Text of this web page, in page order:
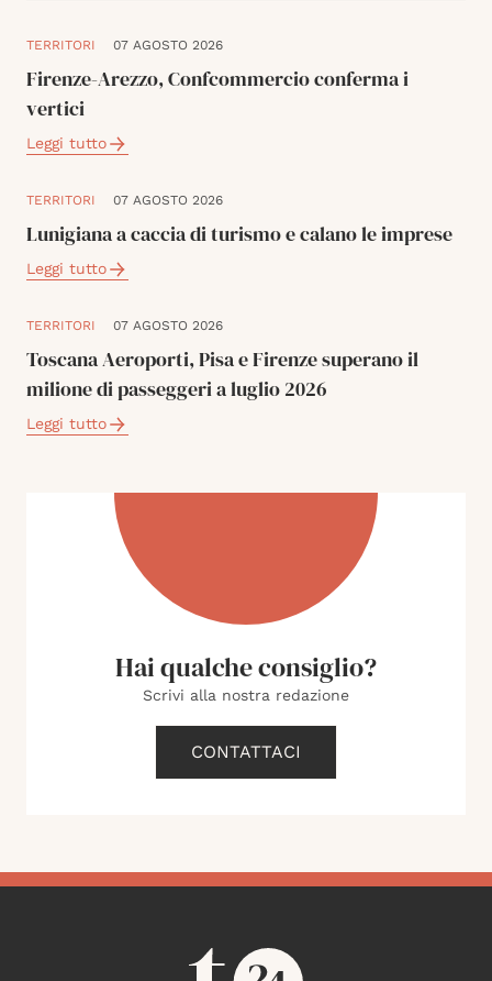
TERRITORI 07 AGOSTO 2026
Firenze-Arezzo, Confcommercio conferma i
vertici
Leggi tutto
TERRITORI 07 AGOSTO 2026
Lunigiana a caccia di turismo e calano le imprese
Leggi tutto
TERRITORI 07 AGOSTO 2026
Toscana Aeroporti, Pisa e Firenze superano il
milione di passeggeri a luglio 2026
Leggi tutto
Hai qualche consiglio?
Scrivi alla nostra redazione
CONTATTACI